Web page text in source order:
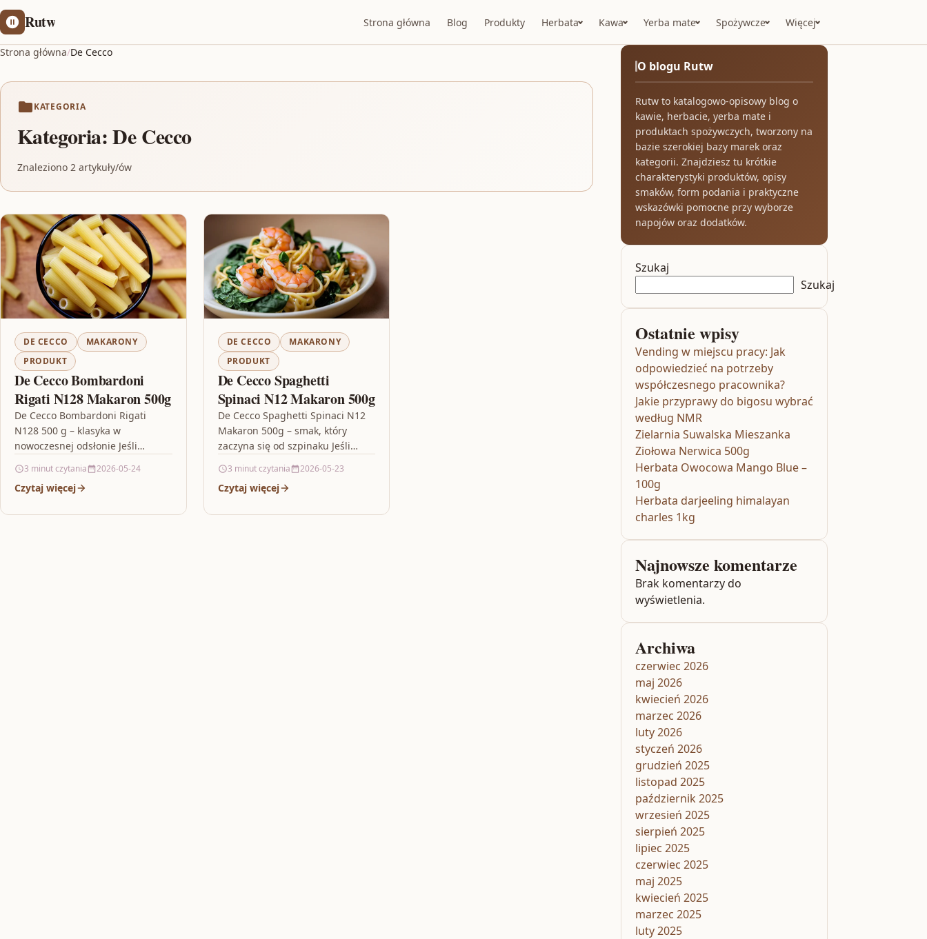
Rutw Strona główna Blog Produkty Herbata Kawa Yerba mate Spożywcze Więcej
Strona główna/De Cecco
KATEGORIA
Kategoria:De Cecco
Znaleziono 2 artykuły/ów
DE CECCO
MAKARONY
PRODUKT
De Cecco Bombardoni
Rigati N128 Makaron 500g
De Cecco Bombardoni Rigati
N128 500 g – klasyka w
nowoczesnej odsłonie Jeśli
trzyma kształt i pozwala wydobyć
pełnię smaku…
3 minut czytania 2026-05-24
Czytaj więcej
DE CECCO
MAKARONY
PRODUKT
De Cecco Spaghetti
Spinaci N12 Makaron 500g
De Cecco Spaghetti Spinaci N12
Makaron 500g – smak, który
zaczyna się od szpinaku Jeśli
syci, ale też wnosi…
3 minut czytania 2026-05-23
Czytaj więcej
O blogu Rutw
Rutw to katalogowo-opisowy blog o
kawie, herbacie, yerba mate i
produktach spożywczych, tworzony na
bazie szerokiej bazy marek oraz
kategorii. Znajdziesz tu krótkie
charakterystyki produktów, opisy
smaków, form podania i praktyczne
wskazówki pomocne przy wyborze
napojów oraz dodatków.
Szukaj
Szukaj
Ostatnie wpisy
Vending w miejscu pracy: Jak
odpowiedzieć na potrzeby
współczesnego pracownika?
Jakie przyprawy do bigosu wybrać
według NMR
Zielarnia Suwalska Mieszanka
Ziołowa Nerwica 500g
Herbata Owocowa Mango Blue –
100g
Herbata darjeeling himalayan
charles 1kg
Najnowsze komentarze
Brak komentarzy do
wyświetlenia.
Archiwa
czerwiec 2026
maj 2026
kwiecień 2026
marzec 2026
luty 2026
styczeń 2026
grudzień 2025
listopad 2025
październik 2025
wrzesień 2025
sierpień 2025
lipiec 2025
czerwiec 2025
maj 2025
kwiecień 2025
marzec 2025
luty 2025